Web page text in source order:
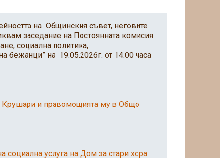
на Общинския съвет, неговите
заседание на Постоянната комисия
социална политика,
бежанци” на 19.05.2026г. от 14.00 часа
Крушари и правомощията му в Общо
социална услуга на Дом за стари хора